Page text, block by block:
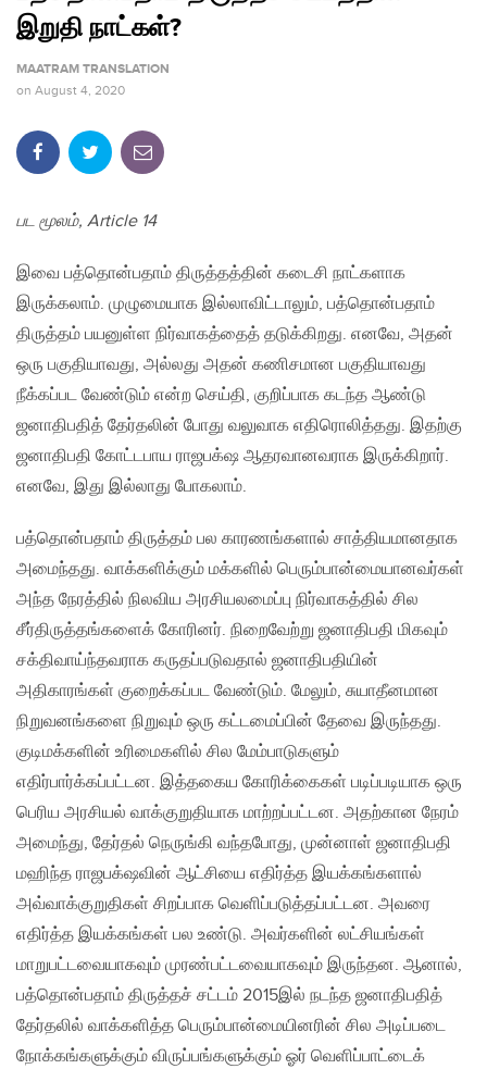
இறுதி நாட்கள்?
MAATRAM TRANSLATION
on August 4, 2020
பட மூலம், Article 14
இவை பத்தொன்பதாம் திருத்தத்தின் கடைசி நாட்களாக
இருக்கலாம். முழுமையாக இல்லாவிட்டாலும், பத்தொன்பதாம்
திருத்தம் பயனுள்ள நிர்வாகத்தைத் தடுக்கிறது. எனவே, அதன்
ஒரு பகுதியாவது, அல்லது அதன் கணிசமான பகுதியாவது
நீக்கப்பட வேண்டும் என்ற செய்தி, குறிப்பாக கடந்த ஆண்டு
ஜனாதிபதித் தேர்தலின் போது வலுவாக எதிரொலித்தது. இதற்கு
ஜனாதிபதி கோட்டபாய ராஜபக்‌ஷ ஆதரவானவராக இருக்கிறார்.
எனவே, இது இல்லாது போகலாம்.
பத்தொன்பதாம் திருத்தம் பல காரணங்களால் சாத்தியமானதாக
அமைந்தது. வாக்களிக்கும் மக்களில் பெரும்பான்மையானவர்கள்
அந்த நேரத்தில் நிலவிய அரசியலமைப்பு நிர்வாகத்தில் சில
சீர்திருத்தங்களைக் கோரினர். நிறைவேற்று ஜனாதிபதி மிகவும்
சக்திவாய்ந்தவராக கருதப்படுவதால் ஜனாதிபதியின்
அதிகாரங்கள் குறைக்கப்பட வேண்டும். மேலும், சுயாதீனமான
நிறுவனங்களை நிறுவும் ஒரு கட்டமைப்பின் தேவை இருந்தது.
குடிமக்களின் உரிமைகளில் சில மேம்பாடுகளும்
எதிர்பார்க்கப்பட்டன. இத்தகைய கோரிக்கைகள் படிப்படியாக ஒரு
பெரிய அரசியல் வாக்குறுதியாக மாற்றப்பட்டன. அதற்கான நேரம்
அமைந்து, ​​தேர்தல் நெருங்கி வந்தபோது, ​​முன்னாள் ஜனாதிபதி
மஹிந்த ராஜபக்‌ஷவின் ஆட்சியை எதிர்த்த இயக்கங்களால்
அவ்வாக்குறுதிகள் சிறப்பாக வெளிப்படுத்தப்பட்டன. அவரை
எதிர்த்த இயக்கங்கள் பல உண்டு. அவர்களின் லட்சியங்கள்
மாறுபட்டவையாகவும் முரண்பட்டவையாகவும் இருந்தன. ஆனால்,
பத்தொன்பதாம் திருத்தச் சட்டம் 2015இல் நடந்த ஜனாதிபதித்
தேர்தலில் வாக்களித்த பெரும்பான்மையினரின் சில அடிப்படை
நோக்கங்களுக்கும் விருப்பங்களுக்கும் ஓர் வெளிப்பாட்டைக்